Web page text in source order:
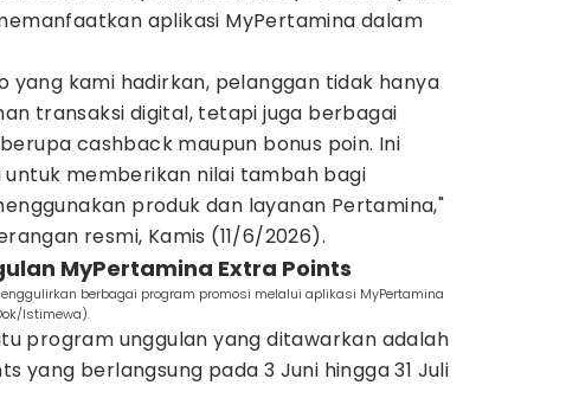
aplikasi MyPertamina dalam
yang kami hadirkan, pelanggan tidak hanya
transaksi digital, tetapi juga berbagai
cashback maupun bonus poin. Ini
memberikan nilai tambah bagi
produk dan layanan Pertamina,"
resmi, Kamis (11/6/2026).
MyPertamina Extra Points
berbagai program promosi melalui aplikasi MyPertamina
Istimewa).
program unggulan yang ditawarkan adalah
yang berlangsung pada 3 Juni hingga 31 Juli